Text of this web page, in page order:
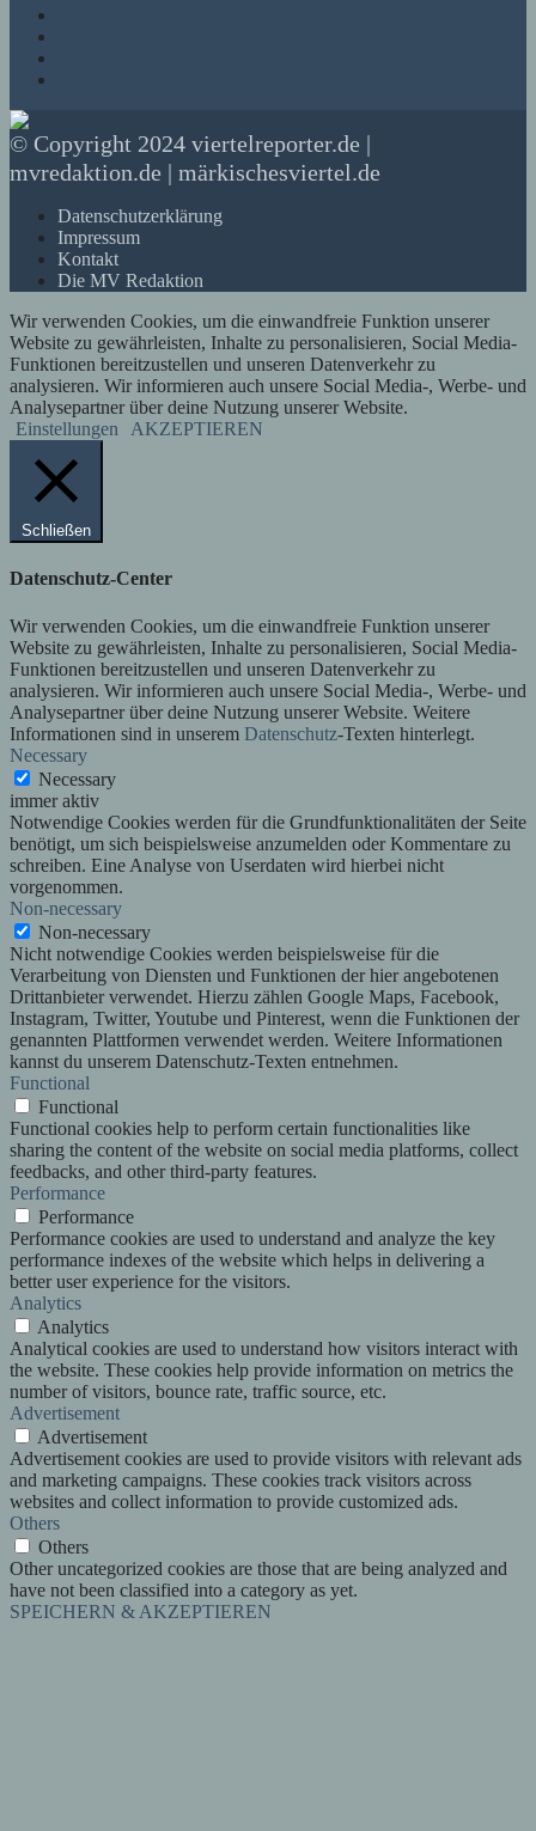
© Copyright 2024 viertelreporter.de |
mvredaktion.de | märkischesviertel.de
Datenschutzerklärung
Impressum
Kontakt
Die MV Redaktion
Wir verwenden Cookies, um die einwandfreie Funktion unserer
Website zu gewährleisten, Inhalte zu personalisieren, Social Media-
Funktionen bereitzustellen und unseren Datenverkehr zu
analysieren. Wir informieren auch unsere Social Media-, Werbe- und
Analysepartner über deine Nutzung unserer Website.
Einstellungen
AKZEPTIEREN
Schließen
Datenschutz-Center
Wir verwenden Cookies, um die einwandfreie Funktion unserer
Website zu gewährleisten, Inhalte zu personalisieren, Social Media-
Funktionen bereitzustellen und unseren Datenverkehr zu
analysieren. Wir informieren auch unsere Social Media-, Werbe- und
Analysepartner über deine Nutzung unserer Website. Weitere
Informationen sind in unserem Datenschutz-Texten hinterlegt.
Necessary
Necessary
immer aktiv
Notwendige Cookies werden für die Grundfunktionalitäten der Seite
benötigt, um sich beispielsweise anzumelden oder Kommentare zu
schreiben. Eine Analyse von Userdaten wird hierbei nicht
vorgenommen.
Non-necessary
Non-necessary
Nicht notwendige Cookies werden beispielsweise für die
Verarbeitung von Diensten und Funktionen der hier angebotenen
Drittanbieter verwendet. Hierzu zählen Google Maps, Facebook,
Instagram, Twitter, Youtube und Pinterest, wenn die Funktionen der
genannten Plattformen verwendet werden. Weitere Informationen
kannst du unserem Datenschutz-Texten entnehmen.
Functional
Functional
Functional cookies help to perform certain functionalities like
sharing the content of the website on social media platforms, collect
feedbacks, and other third-party features.
Performance
Performance
Performance cookies are used to understand and analyze the key
performance indexes of the website which helps in delivering a
better user experience for the visitors.
Analytics
Analytics
Analytical cookies are used to understand how visitors interact with
the website. These cookies help provide information on metrics the
number of visitors, bounce rate, traffic source, etc.
Advertisement
Advertisement
Advertisement cookies are used to provide visitors with relevant ads
and marketing campaigns. These cookies track visitors across
websites and collect information to provide customized ads.
Others
Others
Other uncategorized cookies are those that are being analyzed and
have not been classified into a category as yet.
SPEICHERN & AKZEPTIEREN